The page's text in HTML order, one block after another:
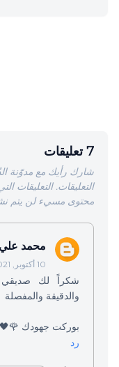
7 تعليقات
شارك رأيك مع مدوّنة
التعليقات. التعليقات
محتوى مسيء لن يتم
محمد
10 أكتوبر, 2021
شكراً لك صديقي
والدقيقة والمفصلة
بوركت جهودك 🌹🖤
رد